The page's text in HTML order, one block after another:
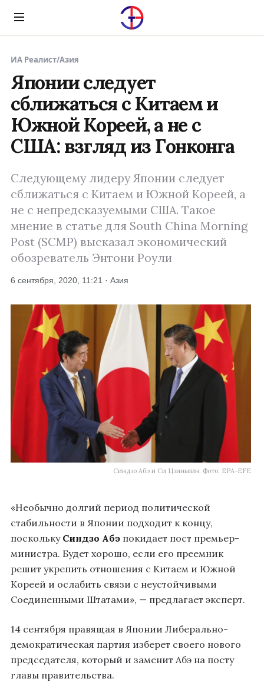
Menu
ИА Реалист/Азия
Японии следует
сближаться с Китаем и
Южной Кореей, а не с
США: взгляд из Гонконга
Следующему лидеру Японии следует
сближаться с Китаем и Южной Кореей, а
не с непредсказуемыми США. Такое
мнение в статье для South China Morning
Post (SCMP) высказал экономический
обозреватель Энтони Роули
6 сентября, 2020, 11:21 · Азия
Синдзо Абэ и Си Цзиньпин. Фото: EPA-EFE
«Необычно долгий период политической
стабильности в Японии подходит к концу,
поскольку Синдзо Абэ покидает пост премьер-
министра. Будет хорошо, если его преемник
решит укрепить отношения с Китаем и Южной
Кореей и ослабить связи с неустойчивыми
Соединенными Штатами», — предлагает эксперт.
14 сентября правящая в Японии Либерально-
демократическая партия изберет своего нового
председателя, который и заменит Абэ на посту
главы правительства.